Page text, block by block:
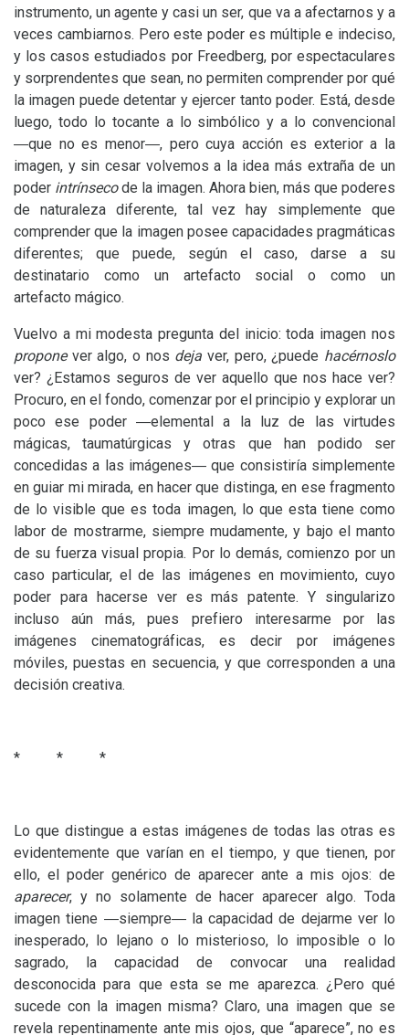
instrumento, un agente y casi un ser, que va a afectarnos y a
veces cambiarnos. Pero este poder es múltiple e indeciso,
y los casos estudiados por Freedberg, por espectaculares
y sorprendentes que sean, no permiten comprender por qué
la imagen puede detentar y ejercer tanto poder. Está, desde
luego, todo lo tocante a lo simbólico y a lo convencional
―que no es menor―, pero cuya acción es exterior a la
imagen, y sin cesar volvemos a la idea más extraña de un
poder intrínsecode la imagen. Ahora bien, más que poderes
de naturaleza diferente, tal vez hay simplemente que
comprender que la imagen posee capacidades pragmáticas
diferentes; que puede, según el caso, darse a su
destinatario como un artefacto social o como un
artefacto mágico.
Vuelvo a mi modesta pregunta del inicio: toda imagen nos
proponever algo, o nos deja ver, pero, ¿puede hacérnoslo
ver? ¿Estamos seguros de ver aquello que nos hace ver?
Procuro, en el fondo, comenzar por el principio y explorar un
poco ese poder ―elemental a la luz de las virtudes
mágicas, taumatúrgicas y otras que han podido ser
concedidas a las imágenes― que consistiría simplemente
en guiar mi mirada, en hacer que distinga, en ese fragmento
de lo visible que es toda imagen, lo que esta tiene como
labor de mostrarme, siempre mudamente, y bajo el manto
de su fuerza visual propia. Por lo demás, comienzo por un
caso particular, el de las imágenes en movimiento, cuyo
poder para hacerse ver es más patente. Y singularizo
incluso aún más, pues prefiero interesarme por las
imágenes cinematográficas, es decir por imágenes
móviles, puestas en secuencia, y que corresponden a una
decisión creativa.
* * *
Lo que distingue a estas imágenes de todas las otras es
evidentemente que varían en el tiempo, y que tienen, por
ello, el poder genérico de aparecer ante a mis ojos: de
aparecer, y no solamente de hacer aparecer algo. Toda
imagen tiene ―siempre― la capacidad de dejarme ver lo
inesperado, lo lejano o lo misterioso, lo imposible o lo
sagrado, la capacidad de convocar una realidad
desconocida para que esta se me aparezca. ¿Pero qué
sucede con la imagen misma? Claro, una imagen que se
revela repentinamente ante mis ojos, que “aparece”, no es